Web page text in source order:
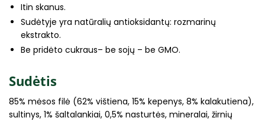
Itin skanus.
Sudėtyje yra natūralių antioksidantų: rozmarinų
ekstrakto.
Be pridėto cukraus– be sojų – be GMO.
Sudėtis
85% mėsos filė (62% vištiena, 15% kepenys, 8% kalakutiena),
sultinys, 1% šaltalankiai, 0,5% nasturtės, mineralai, žirnių